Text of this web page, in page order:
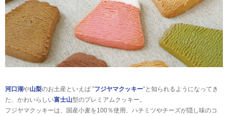
河口湖や山梨のお土産といえば ”フジヤマクッキー”と知られるようになってき
た、かわいらしい富士山型のプレミアムクッキー。
フジヤマクッキーは、国産小麦を100％使用、ハチミツやチーズが隠し味のコ